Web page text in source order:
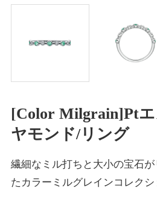
[Color Milgrain]Pt
ヤモンド/リング
繊細なミル打ちと大小の宝石
たカラーミルグレインコレクシ